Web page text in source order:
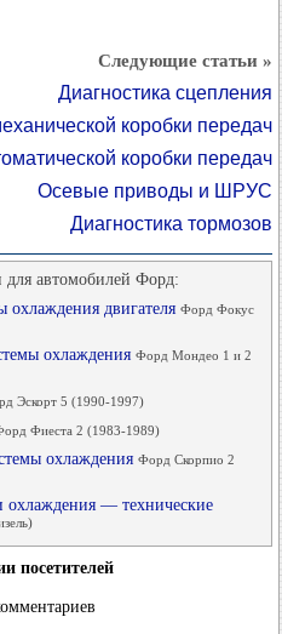
Следующие статьи »
Диагностика сцепления
коробки передач
коробки передач
Осевые приводы и ШРУС
Диагностика тормозов
для автомобилей Форд:
охлаждения двигателя Форд Фокус
охлаждения Форд Мондео 1 и 2
Эскорт 5 (1990-1997)
Фиеста 2 (1983-1989)
охлаждения Форд Скорпио 2
охлаждения — технические
посетителей